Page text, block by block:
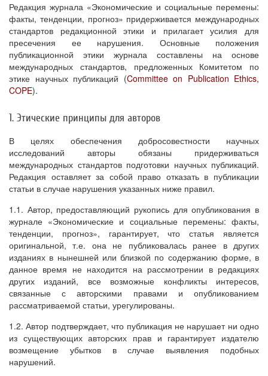
Редакция журнала «Экономические и социальные перемены:
факты, тенденции, прогноз» придерживается международных
стандартов редакционной этики и прилагает усилия для
пресечения ее нарушения. Основные положения
публикационной этики журнала составлены на основе
международных стандартов, предложенных Комитетом по
этике научных публикаций (Committee on Publication Ethics,
COPE).
1. Этические принципы для авторов
В целях обеспечения добросовестности научных
исследований авторы обязаны придерживаться
международных стандартов подготовки научных публикаций.
Редакция оставляет за собой право отказать в публикации
статьи в случае нарушения указанных ниже правил.
1.1. Автор, предоставляющий рукопись для опубликования в
журнале «Экономические и социальные перемены: факты,
тенденции, прогноз», гарантирует, что статья является
оригинальной, т.е. она не публиковалась ранее в других
изданиях в нынешней или близкой по содержанию форме, в
данное время не находится на рассмотрении в редакциях
других изданий, все возможные конфликты интересов,
связанные с авторскими правами и опубликованием
рассматриваемой статьи, урегулированы.
1.2. Автор подтверждает, что публикация не нарушает ни одно
из существующих авторских прав и гарантирует издателю
возмещение убытков в случае выявления подобных
нарушений.